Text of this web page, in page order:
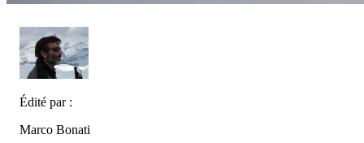
Édité par :
Marco Bonati